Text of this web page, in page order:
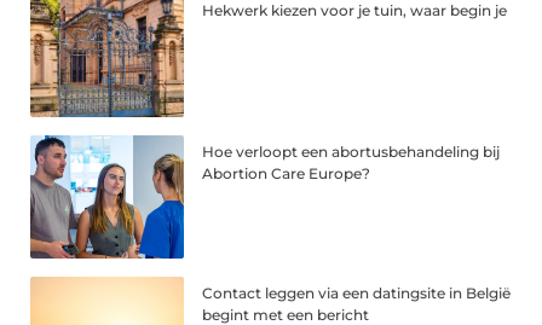
Hekwerk kiezen voor je tuin, waar begin je
Hoe verloopt een abortusbehandeling bij
Abortion Care Europe?
Contact leggen via een datingsite in België
begint met een bericht